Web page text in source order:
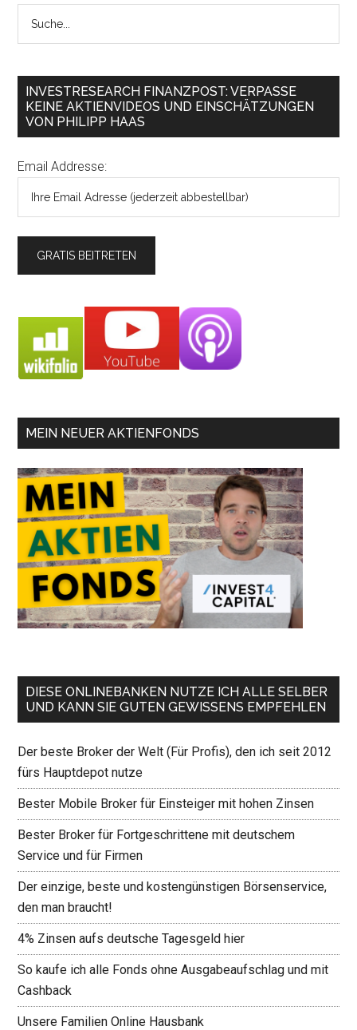
INVESTRESEARCH FINANZPOST: VERPASSE
KEINE AKTIENVIDEOS UND EINSCHÄTZUNGEN
VON PHILIPP HAAS
Email Addresse:
MEIN NEUER AKTIENFONDS
DIESE ONLINEBANKEN NUTZE ICH ALLE SELBER
UND KANN SIE GUTEN GEWISSENS EMPFEHLEN
Der beste Broker der Welt (Für Profis), den ich seit 2012
fürs Hauptdepot nutze
Bester Mobile Broker für Einsteiger mit hohen Zinsen
Bester Broker für Fortgeschrittene mit deutschem
Service und für Firmen
Der einzige, beste und kostengünstigen Börsenservice,
den man braucht!
4% Zinsen aufs deutsche Tagesgeld hier
So kaufe ich alle Fonds ohne Ausgabeaufschlag und mit
Cashback
Unsere Familien Online Hausbank